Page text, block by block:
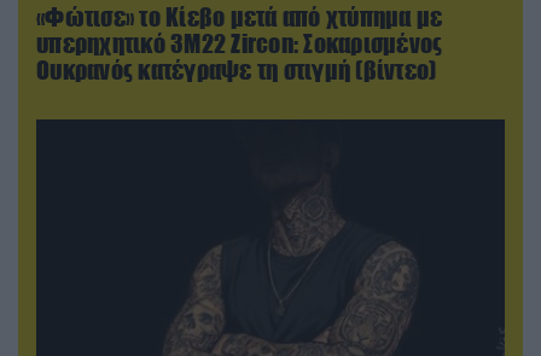
«Φώτισε» το Κίεβο μετά από χτύπημα με
υπερηχητικό 3M22 Zircon: Σοκαρισμένος
Ουκρανός κατέγραψε τη στιγμή (βίντεο)